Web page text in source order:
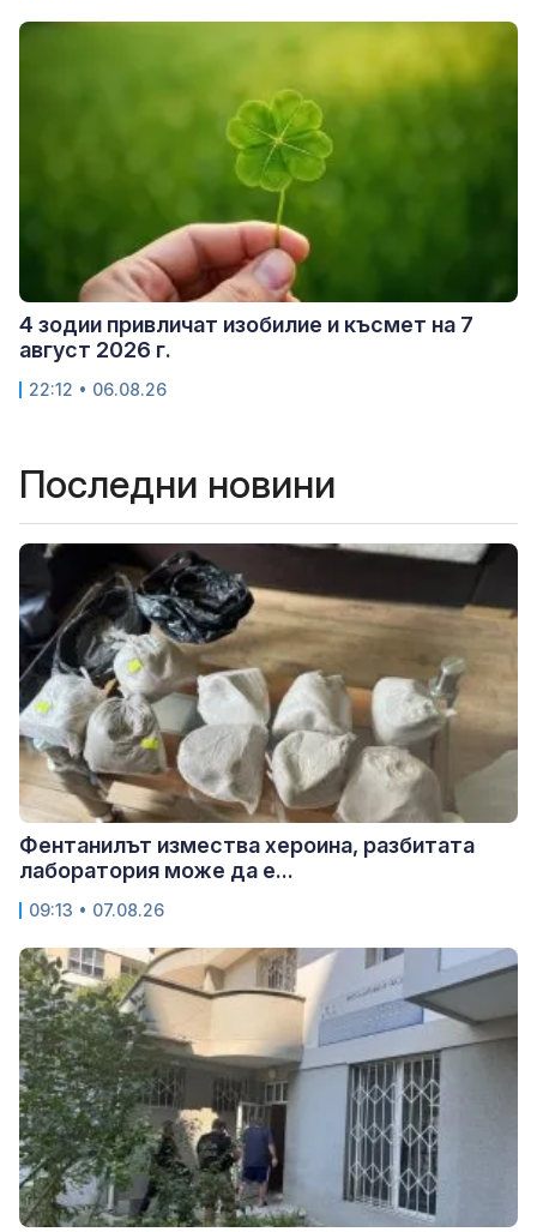
4 зодии привличат изобилие и късмет на 7
август 2026 г.
22:12 • 06.08.26
Последни новини
Фентанилът измества хероина, разбитата
лаборатория може да е...
09:13 • 07.08.26